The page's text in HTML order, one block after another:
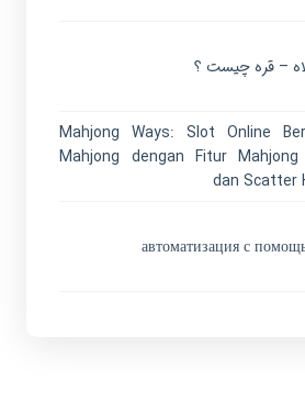
– قره چیست ؟
Mahjong Ways: Slot Online
Mahjong dengan Fitur Mahjong
dan Scatter
автоматизация с